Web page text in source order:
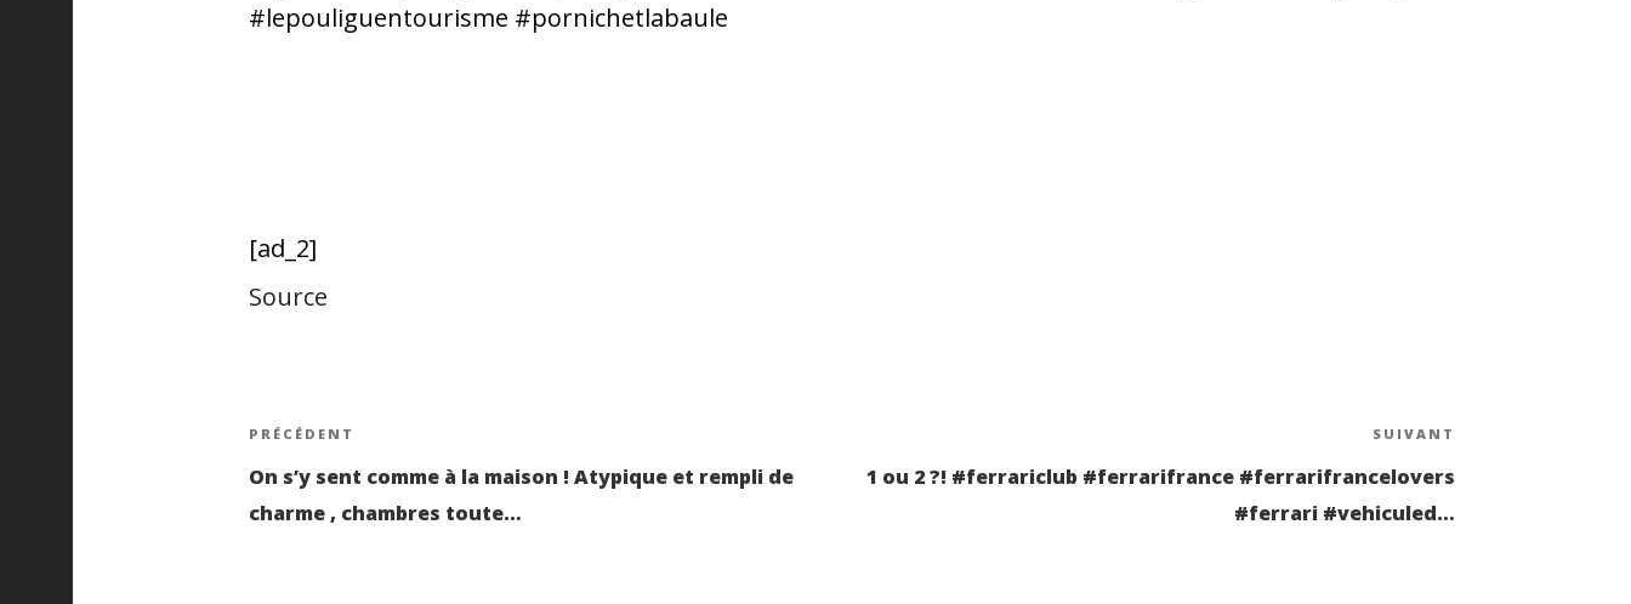
#lepouliguentourisme #pornichetlabaule
[ad_2]
Source
Navigation
de
Article
précédent
PRÉCÉDENT
On s’y sent comme à la maison ! Atypique et rempli de
charme , chambres toute…
SUIVANT
1 ou 2 ?! #ferrariclub #ferrarifrance #ferrarifrancelovers
#ferrari #vehiculed…